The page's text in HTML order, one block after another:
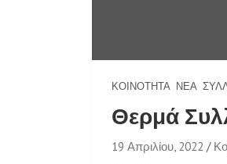
ΚΟΙΝΌΤΗΤΑ ΝΈΑ
Θερμά
19 Απριλίου, 2022